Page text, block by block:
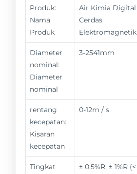
Produk:
Nama
Produk
Air Kimia Digital
Cerdas
Elektromagnetik
Diameter
nominal:
Diameter
nominal
3-2541mm
rentang
kecepatan:
Kisaran
kecepatan
0-12m / s
Tingkat
± 0,5%R, ± 1%R (<